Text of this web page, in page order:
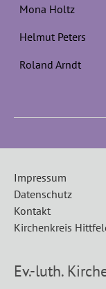
Mona Holtz
Helmut Peters
Roland Arndt
Impressum
Datenschutz
Kontakt
Kirchenkreis
Ev.-luth.